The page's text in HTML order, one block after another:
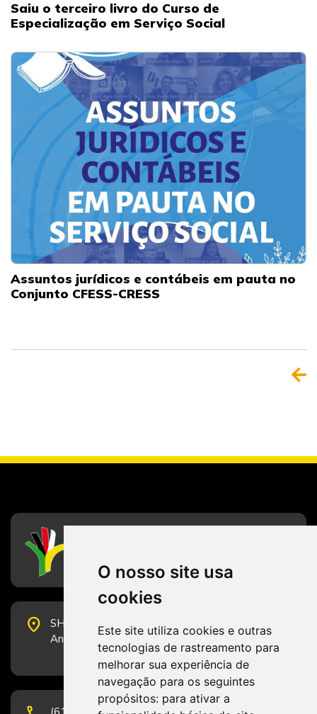
O nosso site usa
cookies
Este site utiliza cookies e outras
tecnologias de rastreamento para
melhorar sua experiência de
navegação para os seguintes
propósitos: para ativar a
Saiu o terceiro livro do Curso de
Especialização em Serviço Social
Assuntos jurídicos e contábeis em pauta no
Conjunto CFESS-CRESS
place
SHS Quadra 6, Bloco E, Complexo Brasil 21, 20º
Andar, Sala 2001 - CEP 70322-915 - Brasília/DF